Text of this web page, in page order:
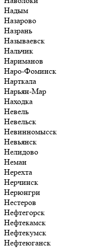
Надым
Назарово
Назрань
Называевск
Нальчик
Нариманов
Наро-Фоминск
Нарткала
Нарьян-Мар
Находка
Невель
Невельск
Невинномысск
Невьянск
Нелидово
Неман
Нерехта
Нерчинск
Нерюнгри
Нестеров
Нефтегорск
Нефтекамск
Нефтекумск
Нефтеюганск